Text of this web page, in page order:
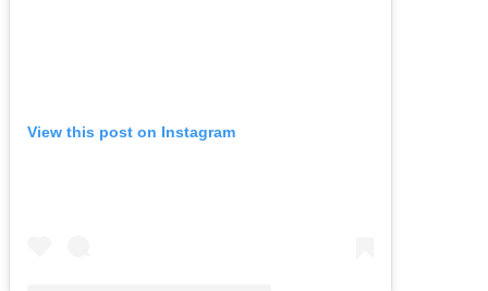
View this post on Instagram